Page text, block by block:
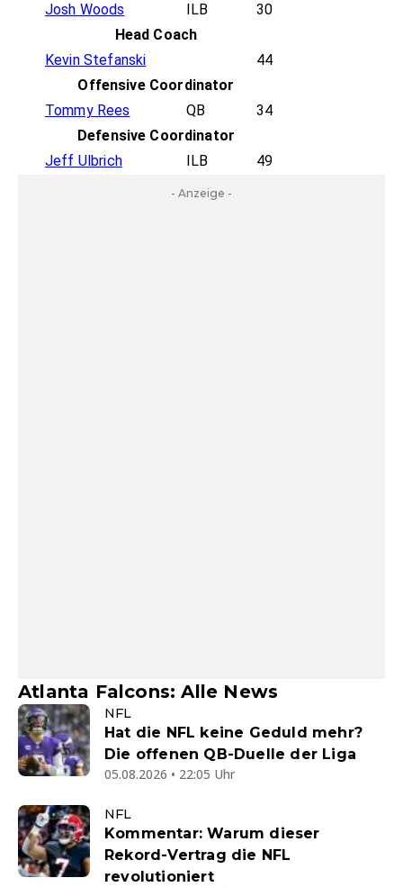
Josh Woods
ILB
30
Head Coach
Kevin Stefanski
44
Offensive Coordinator
Tommy Rees
QB
34
Defensive Coordinator
Jeff Ulbrich
ILB 49
- Anzeige -
Atlanta Falcons: Alle News
NFL
Hat die NFL keine Geduld mehr?
Die offenen QB-Duelle der Liga
05.08.2026 • 22:05 Uhr
NFL
Kommentar: Warum dieser
Rekord-Vertrag die NFL
revolutioniert